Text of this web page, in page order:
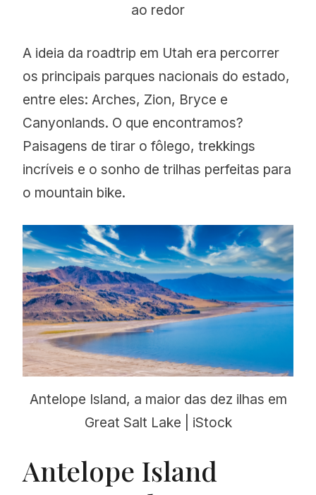
ao redor
A ideia da roadtrip em Utah era percorrer
os principais parques nacionais do estado,
entre eles: Arches, Zion, Bryce e
Canyonlands. O que encontramos?
Paisagens de tirar o fôlego, trekkings
incríveis e o sonho de trilhas perfeitas para
o mountain bike.
Antelope Island, a maior das dez ilhas em
Great Salt Lake | iStock
Antelope Island